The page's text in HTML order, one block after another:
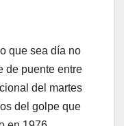
que sea día no
de puente entre
del martes
del golpe que